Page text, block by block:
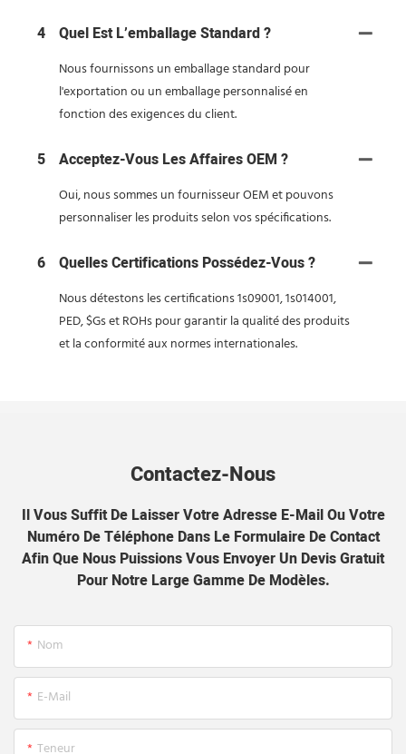
4 Quel Est L’emballage Standard ?
Nous fournissons un emballage standard pour
l'exportation ou un emballage personnalisé en
fonction des exigences du client.
5 Acceptez-Vous Les Affaires OEM ?
Oui, nous sommes un fournisseur OEM et pouvons
personnaliser les produits selon vos spécifications.
6 Quelles Certifications Possédez-Vous ?
Nous détestons les certifications 1s09001, 1s014001,
PED, $Gs et ROHs pour garantir la qualité des produits
et la conformité aux normes internationales.
Contactez-Nous
Il Vous Suffit De Laisser Votre Adresse E-Mail Ou Votre
Numéro De Téléphone Dans Le Formulaire De Contact
Afin Que Nous Puissions Vous Envoyer Un Devis Gratuit
Pour Notre Large Gamme De Modèles.
Nom
E-Mail
Teneur